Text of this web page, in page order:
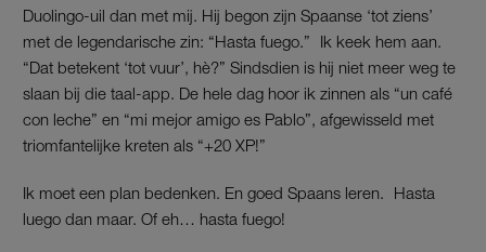
Duolingo-uil dan met mij. Hij begon zijn Spaanse ‘tot ziens’
met de legendarische zin: “Hasta fuego.” Ik keek hem aan.
“Dat betekent ‘tot vuur’, hè?” Sindsdien is hij niet meer weg te
slaan bij die taal-app. De hele dag hoor ik zinnen als “un café
con leche” en “mi mejor amigo es Pablo”, afgewisseld met
triomfantelijke kreten als “+20 XP!”
Ik moet een plan bedenken. En goed Spaans leren. Hasta
luego dan maar. Of eh… hasta fuego!